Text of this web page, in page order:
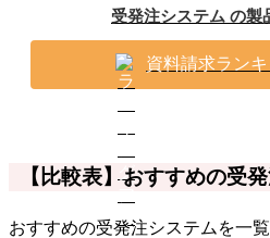
受発注システム の製
資料請求ラン
【比較表】おすすめの受
おすすめの受発注システムを一